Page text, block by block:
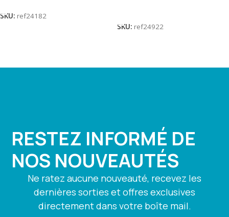
SKU: ref24182
SKU: ref24922
RESTEZ INFORMÉ DE
NOS NOUVEAUTÉS
Ne ratez aucune nouveauté, recevez les
dernières sorties et offres exclusives
directement dans votre boîte mail.